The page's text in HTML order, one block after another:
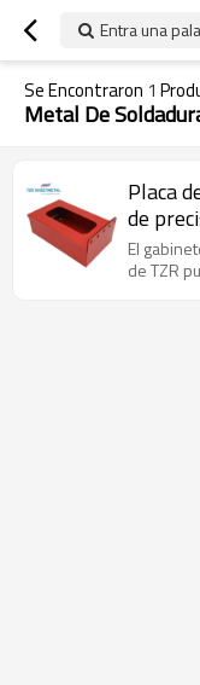
Entra una
Se Encontraron 1
Metal De
Placa
de
El
de TZR